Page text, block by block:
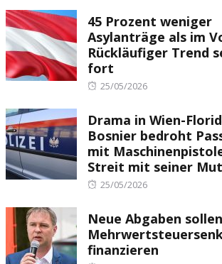
45 Prozent weniger
Asylanträge als im
Rückläufiger Trend
fort
Posted
25/05/2026
Drama in Wien-
Bosnier bedroht
mit
Streit mit seiner
Posted
25/05/2026
Neue Abgaben sollen
finanzieren